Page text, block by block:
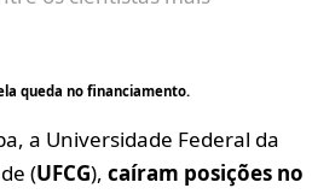
queda no financiamento.
a Universidade Federal da
(UFCG), caíram posições no